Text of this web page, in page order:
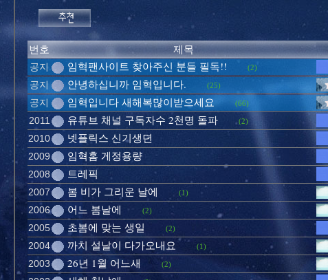
번호 제목
공지 임혁팬사이트 찾아주신 분들 필독!! (2)
공지 안녕하십니까 임혁입니다. (25)
공지 임혁입니다 새해복많이받으세요 (66)
2011 유튜브 채널 구독자수 2천명 돌파 (2)
2010 넷플릭스 신기생뎐
2009 임혁홈 게정용량
2008 트레픽
2007 봄 비가 그리운 날에 (1)
2006 어느 봄날에 (2)
2005 초봄에 맞는 생일 (2)
2004 까치 설날이 다가오내요 (1)
2003 26년 1월 어느새 (2)